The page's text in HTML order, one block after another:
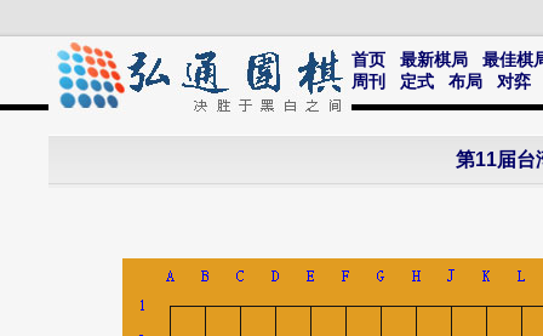
首页 最新棋局
最佳棋
周刊
定式 布局 对弈
第11届台